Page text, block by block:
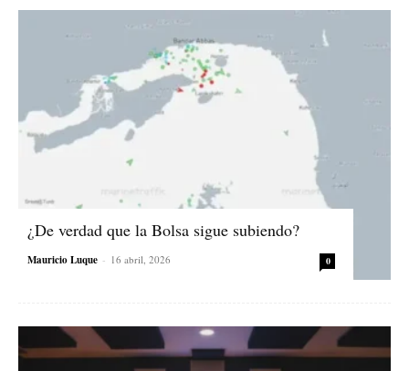
¿De verdad que la Bolsa sigue subiendo?
Mauricio Luque - 16 abril, 2026 0